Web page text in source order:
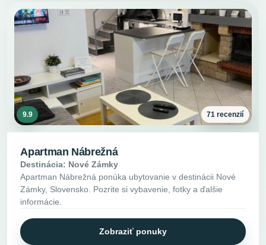
9.9 71 recenzií
Apartman Nábrežná
Destinácia: Nové Zámky
Apartman Nábrežná ponúka ubytovanie v destinácii Nové
Zámky, Slovensko. Pozrite si vybavenie, fotky a ďalšie
informácie.
Zobraziť ponuky